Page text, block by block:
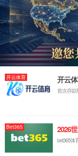
定位器